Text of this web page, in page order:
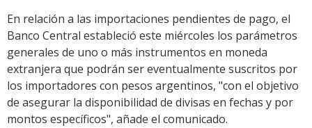
En relación a las importaciones pendientes de pago, el
Banco Central estableció este miércoles los parámetros
generales de uno o más instrumentos en moneda
extranjera que podrán ser eventualmente suscritos por
los importadores con pesos argentinos, "con el objetivo
de asegurar la disponibilidad de divisas en fechas y por
montos específicos", añade el comunicado.